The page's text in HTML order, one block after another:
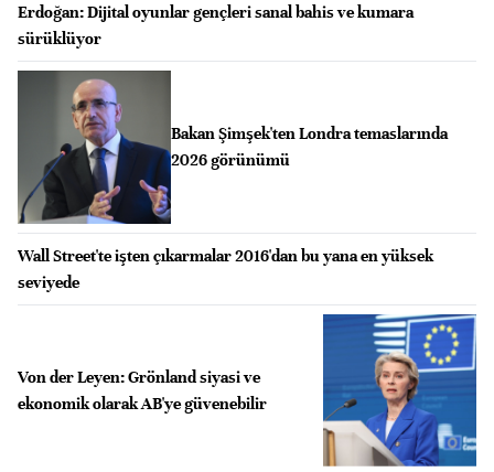
Erdoğan: Dijital oyunlar gençleri sanal bahis ve kumara
sürüklüyor
Bakan Şimşek'ten Londra temaslarında
2026 görünümü
Wall Street'te işten çıkarmalar 2016'dan bu yana en yüksek
seviyede
Von der Leyen: Grönland siyasi ve
ekonomik olarak AB'ye güvenebilir